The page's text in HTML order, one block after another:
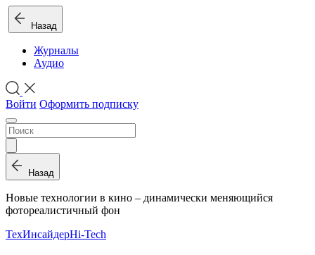
Назад
Журналы
Аудио
Войти Оформить подписку
Назад
Новые технологии в кино – динамически меняющийся
фотореалистичный фон
ТехИнсайдерHi-Tech